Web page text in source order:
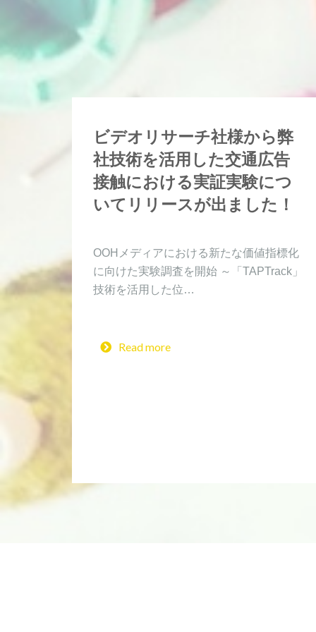
ビデオリサーチ社様から弊
社技術を活用した交通広告
接触における実証実験につ
いてリリースが出ました！
OOHメディアにおける新たな価値指標化
に向けた実験調査を開始 ～「TAPTrack」
技術を活用した位…
Read more